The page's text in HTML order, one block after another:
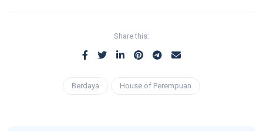
Share this:
Berdaya House of Perempuan